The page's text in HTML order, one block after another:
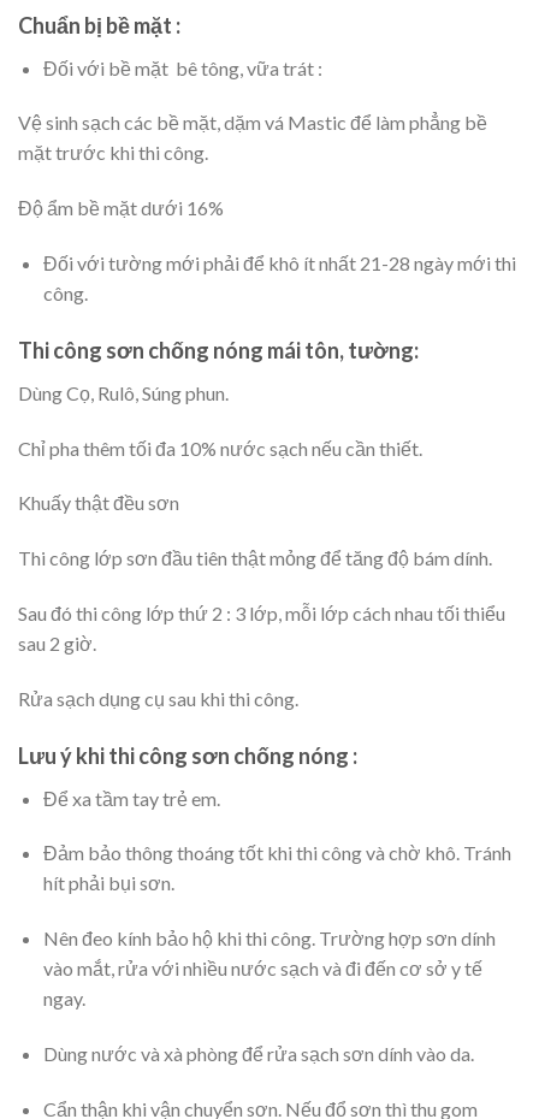
Chuẩn bị bề mặt :
Đối với bề mặt bê tông, vữa trát :
Vệ sinh sạch các bề mặt, dặm vá Mastic để làm phẳng bề
mặt trước khi thi công.
Độ ẩm bề mặt dưới 16%
Đối với tường mới phải để khô ít nhất 21-28 ngày mới thi
công.
Thi công sơn chống nóng mái tôn,tường:
Dùng Cọ, Rulô, Súng phun.
Chỉ pha thêm tối đa 10% nước sạch nếu cần thiết.
Khuấy thật đều sơn
Thi công lớp sơn đầu tiên thật mỏng để tăng độ bám dính.
Sau đó thi công lớp thứ 2 : 3 lớp, mỗi lớp cách nhau tối thiểu
sau 2 giờ.
Rửa sạch dụng cụ sau khi thi công.
Lưu ý khi thi công sơn chống nóng :
Để xa tầm tay trẻ em.
Đảm bảo thông thoáng tốt khi thi công và chờ khô. Tránh
hít phải bụi sơn.
Nên đeo kính bảo hộ khi thi công. Trường hợp sơn dính
vào mắt, rửa với nhiều nước sạch và đi đến cơ sở y tế
ngay.
Dùng nước và xà phòng để rửa sạch sơn dính vào da.
Cẩn thận khi vận chuyển sơn. Nếu đổ sơn thì thu gom